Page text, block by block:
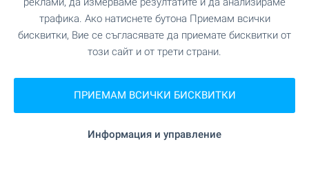
комплекс в София, кв.
Банишора. Налични
апартаменти в сгради А, Б и
В - с АКТ 16
Напредват строителството и продажбите в
комплекси ново строителство в София!
реклами, да измерваме резултатите и да анализираме
трафика. Ако натиснете бутона Приемам всички
бисквитки, Вие се съгласявате да приемате бисквитки от
този сайт и от трети страни.
ПРИЕМАМ ВСИЧКИ БИСКВИТКИ
Информация и управление